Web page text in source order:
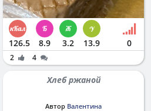
126.5 8.9 3.2 13.9 0
2 4
Хлеб ржаной
Автор Валентина